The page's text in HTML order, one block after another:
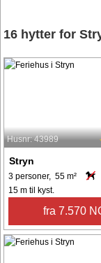
16 hytter for
Husnr: 43989
Stryn
3 personer, 55 m²
15 m til kyst.
fra 7.570